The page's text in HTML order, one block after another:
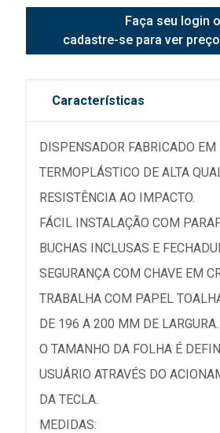
Faça seu login
cadastre-se para ver
Características
DISPENSADOR FABRICADO
TERMOPLÁSTICO DE ALTA
RESISTÊNCIA AO IMPACTO.
FÁCIL INSTALAÇÃO COM
BUCHAS INCLUSAS E
SEGURANÇA COM CHAVE EM
TRABALHA COM PAPEL
DE 196 A 200 MM DE LARGURA.
O TAMANHO DA FOLHA É
USUÁRIO ATRAVÉS DO
DA TECLA.
MEDIDAS: